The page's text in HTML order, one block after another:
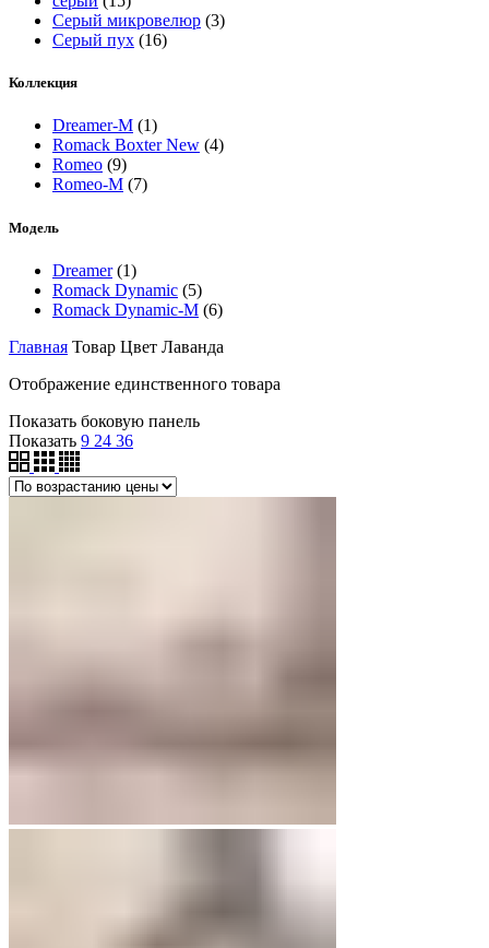
Серый микровелюр (3)
Серый пух (16)
Коллекция
Dreamer-M (1)
Romack Boxter New (4)
Romeo (9)
Romeo-M (7)
Модель
Dreamer (1)
Romack Dynamic (5)
Romack Dynamic-M (6)
Главная Товар Цвет Лаванда
Отображение единственного товара
Показать боковую панель
Показать 9 24 36